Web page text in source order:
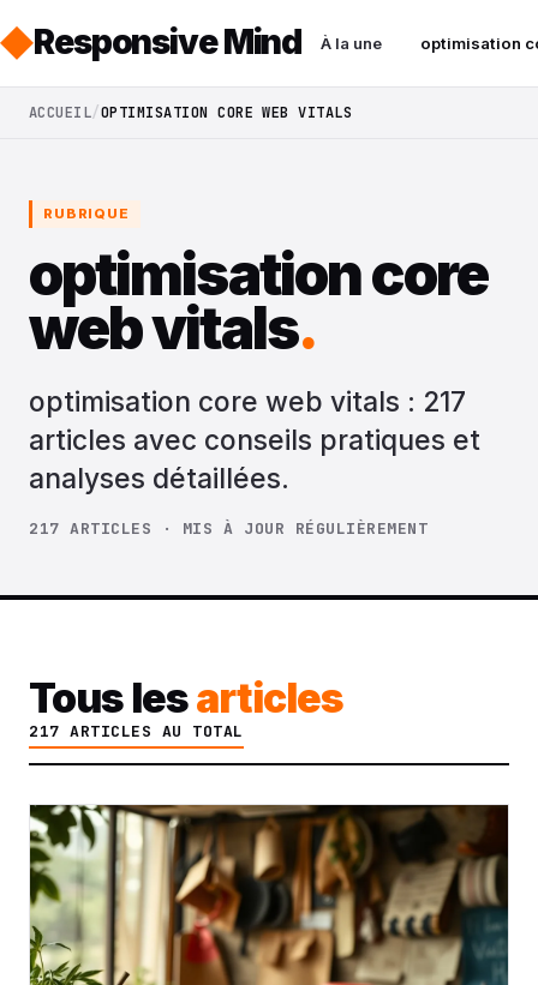
Responsive Mind À la une optimisation
ACCUEIL OPTIMISATION CORE WEB VITALS
RUBRIQUE
optimisation core
web vitals.
optimisation core web vitals : 217
articles avec conseils pratiques et
analyses détaillées.
217 ARTICLES · MIS À JOUR RÉGULIÈREMENT
Tous lesarticles
217 ARTICLES AU TOTAL